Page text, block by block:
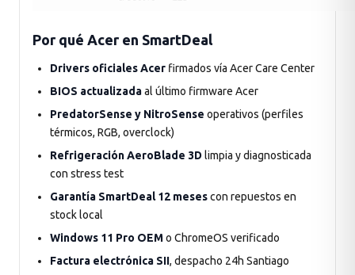
Por qué Acer en SmartDeal
Drivers oficiales Acer firmados vía Acer Care Center
BIOS actualizadaal último firmware Acer
PredatorSense y NitroSense operativos (perfiles
térmicos, RGB, overclock)
Refrigeración AeroBlade 3D limpia y diagnosticada
con stress test
Garantía SmartDeal 12 mesescon repuestos en
stock local
Windows 11 Pro OEMo ChromeOS verificado
Factura electrónica SII, despacho 24h Santiago